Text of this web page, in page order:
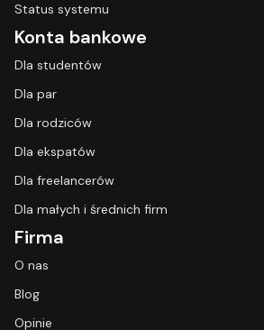
Status systemu
Konta bankowe
Dla studentów
Dla par
Dla rodziców
Dla ekspatów
Dla freelancerów
Dla małych i średnich firm
Firma
O nas
Blog
Opinie